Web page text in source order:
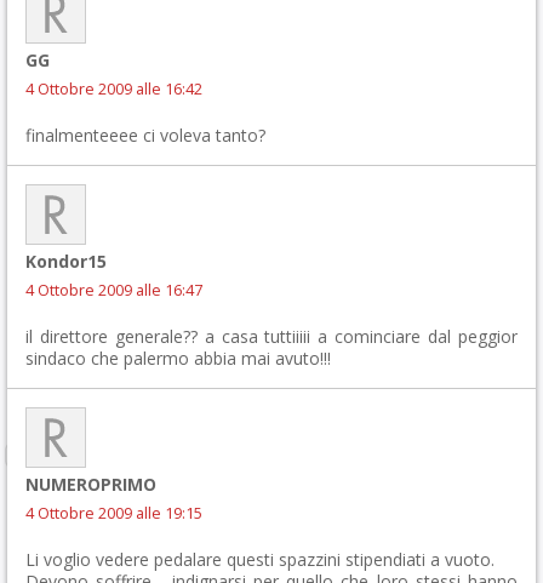
GG
4 Ottobre 2009 alle 16:42
finalmenteeee ci voleva tanto?
Kondor15
4 Ottobre 2009 alle 16:47
il direttore generale?? a casa tuttiiiii a cominciare dal peggior
sindaco che palermo abbia mai avuto!!!
NUMEROPRIMO
4 Ottobre 2009 alle 19:15
Li voglio vedere pedalare questi spazzini stipendiati a vuoto.